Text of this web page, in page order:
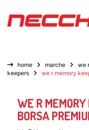
home marche we
keepers
we r memory
WE R
BORSA